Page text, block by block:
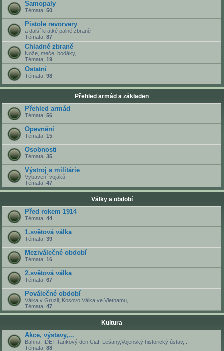
Samopaly
Témata: 50
Pistole revorvery
a další krátké palné zbraně
Témata: 87
Chladné zbraně
Nože, meče, bodáky,...
Témata: 19
Ostatní
Témata: 98
Přehled armád a základen
Přehled armád
Témata: 56
Opevnění
Témata: 15
Osobnosti
Témata: 35
Výstroj a militárie
Vybavení vojáků
Témata: 47
Války a období
Před rokem 1914
Témata: 44
1.světová válka
Témata: 39
Meziválečné období
Témata: 16
2.světová válka
Témata: 67
Poválečné období
Válka v Gruzii, Kosovo,Válka ve Vietnamu,...
Témata: 47
Kultura
Akce, výstavy,...
Bahna, IDET,Tankový den,Ciaf, Lešany,Vojenský historický ústav,...
Témata: 88